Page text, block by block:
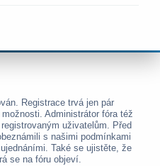
Registrace trvá jen pár
Administrátor fóra též
uživatelům. Před
s našimi podmínkami
Také se ujistěte, že
se na fóru objeví.